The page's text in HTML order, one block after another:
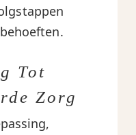
Tot
Zorg